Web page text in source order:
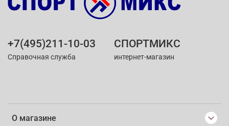
О магазине
+7(495)211-10-03
Справочная служба
СПОРТМИКС
интернет-магазин